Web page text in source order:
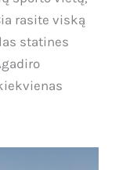
rasite viską
statines